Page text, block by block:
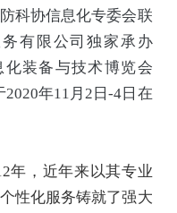
科协信息化专委会联
有限公司独家承办
化装备与技术博览会
2020年11月2日-4日在
，近年来以其专业
性化服务铸就了强大